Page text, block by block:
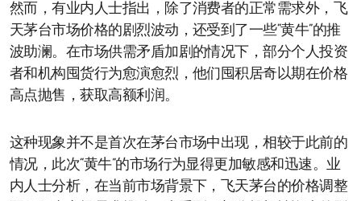
然而，有业内人士指出，除了消费者的正常需求外，飞
天茅台市场价格的剧烈波动，还受到了一些“黄牛”的推
波助澜。在市场供需矛盾加剧的情况下，部分个人投资
者和机构囤货行为愈演愈烈，他们囤积居奇以期在价格
高点抛售，获取高额利润。
这种现象并不是首次在茅台市场中出现，相较于此前的
情况，此次“黄牛”的市场行为显得更加敏感和迅速。业
内人士分析，在当前市场背景下，飞天茅台的价格调整